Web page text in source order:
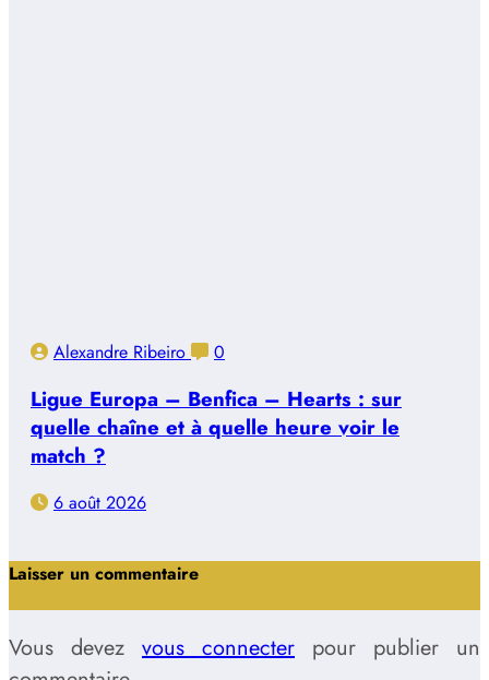
Alexandre Ribeiro 0
Ligue Europa – Benfica – Hearts : sur
quelle chaîne et à quelle heure voir le
match ?
6 août 2026
Laisser un commentaire
Vous devez vous connecter pour publier un